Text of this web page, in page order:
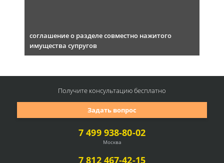
соглашение о разделе совместно нажитого
имущества супругов
7 499 938-80-02
Москва
7 812 467-42-15
Задать вопрос
Получите консультациюбесплатно